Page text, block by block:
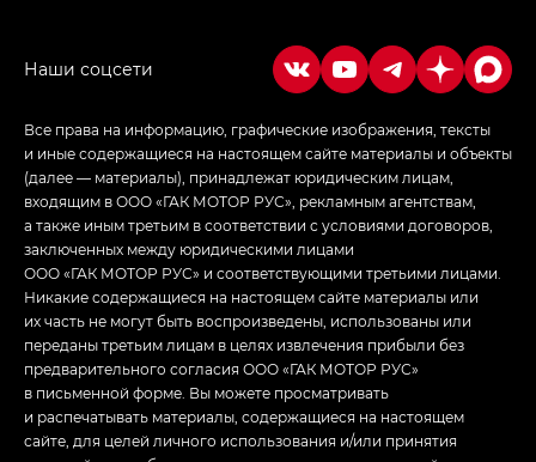
Все права на информацию, графические изображения, тексты
и иные содержащиеся на настоящем сайте материалы и объекты
(далее — материалы), принадлежат юридическим лицам,
входящим в ООО «ГАК МОТОР РУС», рекламным агентствам,
а также иным третьим в соответствии с условиями договоров,
заключенных между юридическими лицами
ООО «ГАК МОТОР РУС» и соответствующими третьими лицами.
Никакие содержащиеся на настоящем сайте материалы или
их часть не могут быть воспроизведены, использованы или
переданы третьим лицам в целях извлечения прибыли без
предварительного согласия ООО «ГАК МОТОР РУС»
в письменной форме. Вы можете просматривать
и распечатывать материалы, содержащиеся на настоящем
сайте, для целей личного использования и/или принятия